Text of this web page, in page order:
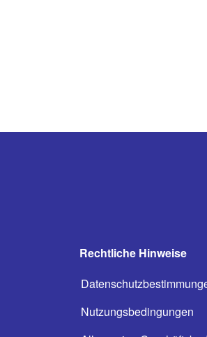
Rechtliche Hinweise
Nutzungsbedingungen